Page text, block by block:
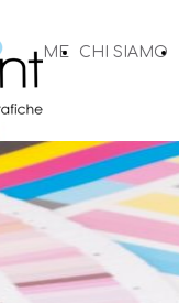
HOME CHI SIAMO